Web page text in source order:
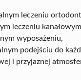
leczeniu
leczeniu
wyposażeniu,
podejściu do
i przyjaznej